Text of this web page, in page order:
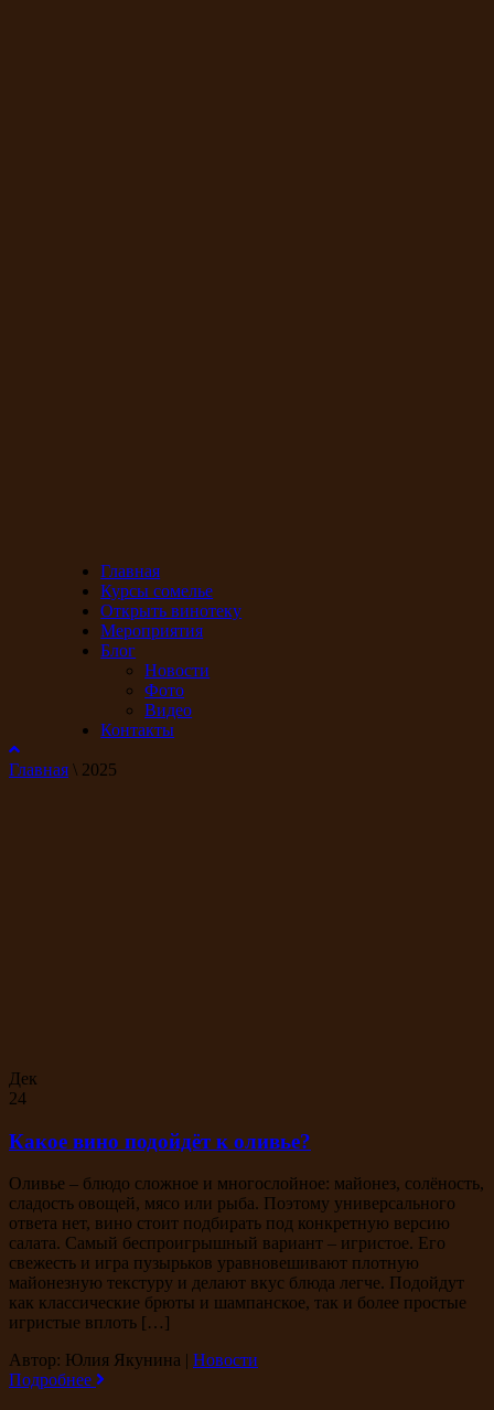
Главная
Курсы сомелье
Открыть винотеку
Мероприятия
Блог
Новости
Фото
Видео
Контакты
Главная \ 2025
Дек
24
Какое вино подойдёт к оливье?
Оливье – блюдо сложное и многослойное: майонез, солёность,
сладость овощей, мясо или рыба. Поэтому универсального
ответа нет, вино стоит подбирать под конкретную версию
салата. Самый беспроигрышный вариант – игристое. Его
свежесть и игра пузырьков уравновешивают плотную
майонезную текстуру и делают вкус блюда легче. Подойдут
как классические брюты и шампанское, так и более простые
игристые вплоть […]
Автор: Юлия Якунина | Новости
Подробнее